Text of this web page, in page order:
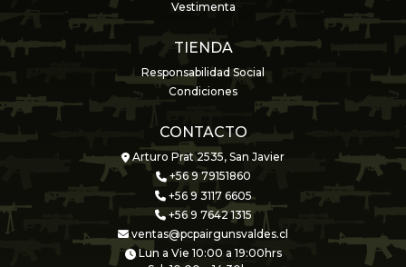
Vestimenta
TIENDA
Responsabilidad Social
Condiciones
CONTACTO
Arturo Prat 2535, San Javier
+56 9 79151860
+56 9 3117 6605
+56 9 7642 1315
ventas@pcpairgunsvaldes.cl
Lun a Vie 10:00 a 19:00hrs